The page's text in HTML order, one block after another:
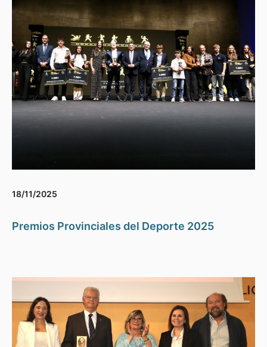
18/11/2025
Premios Provinciales del Deporte 2025